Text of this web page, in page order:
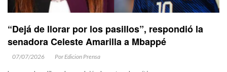
“Dejá de llorar por los pasillos”, respondió la
senadora Celeste Amarilla a Mbappé
07/07/2026 Por Edicion Prensa